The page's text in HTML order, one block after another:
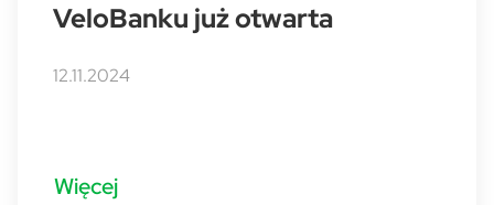
VeloBanku już otwarta
12.11.2024
Więcej